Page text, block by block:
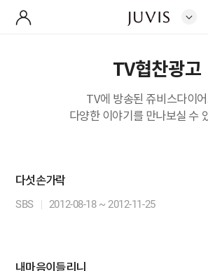
TV협찬광고
TV에 방송된 쥬비스다이어
다양한 이야기를 만나보실 수
다섯손가락
SBS 2012-08-18 ~ 2012-11-25
내마음이들리니